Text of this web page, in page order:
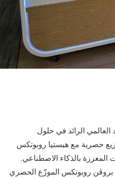
الرائد في حلول
حصرية مع هيستيا روبوتكس
المعززة بالذكاء الاصطناعي.
روبوتكس الموزّع الحصري